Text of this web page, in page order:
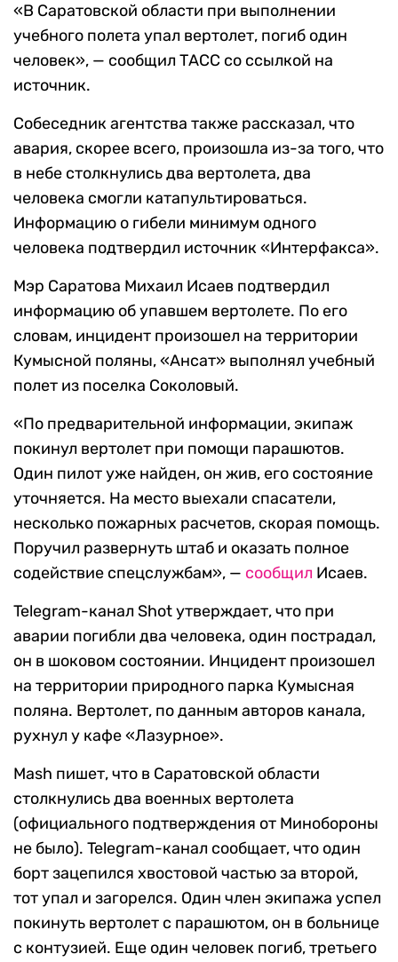
«В Саратовской области при выполнении
учебного полета упал вертолет, погиб один
человек», — сообщил ТАСС со ссылкой на
источник.
Собеседник агентства также рассказал, что
авария, скорее всего, произошла из-за того, что
в небе столкнулись два вертолета, два
человека смогли катапультироваться.
Информацию о гибели минимум одного
человека подтвердил источник «Интерфакса».
Мэр Саратова Михаил Исаев подтвердил
информацию об упавшем вертолете. По его
словам, инцидент произошел на территории
Кумысной поляны, «Ансат» выполнял учебный
полет из поселка Соколовый.
«По предварительной информации, экипаж
покинул вертолет при помощи парашютов.
Один пилот уже найден, он жив, его состояние
уточняется. На место выехали спасатели,
несколько пожарных расчетов, скорая помощь.
Поручил развернуть штаб и оказать полное
содействие спецслужбам», — сообщил Исаев.
Telegram-канал Shot утверждает, что при
аварии погибли два человека, один пострадал,
он в шоковом состоянии. Инцидент произошел
на территории природного парка Кумысная
поляна. Вертолет, по данным авторов канала,
рухнул у кафе «Лазурное».
Mash пишет, что в Саратовской области
столкнулись два военных вертолета
(официального подтверждения от Минобороны
не было). Telegram-канал сообщает, что один
борт зацепился хвостовой частью за второй,
тот упал и загорелся. Один член экипажа успел
покинуть вертолет с парашютом, он в больнице
с контузией. Еще один человек погиб, третьего